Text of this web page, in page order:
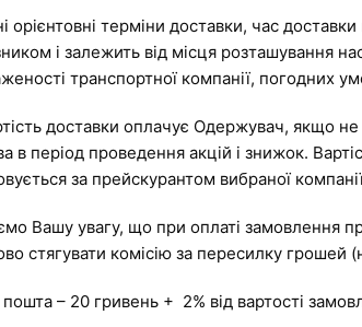
орієнтовні терміни доставки, час
і залежить від місця розташування
транспортної компанії, погодних
доставки оплачує Одержувач, якщо
в період проведення акцій і знижок.
за прейскурантом вибраної
Вашу увагу, що при оплаті замовлення
стягувати комісію за пересилку грошей
– 20 гривень + 2% від вартості